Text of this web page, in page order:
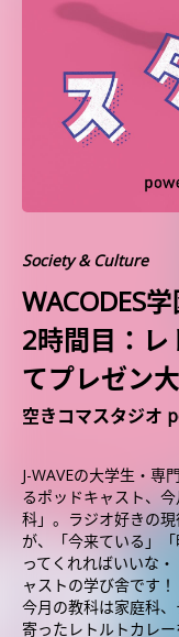
Society & Culture
WACODES
2時間目：レ
てプレゼン
空きコマスタジオ
J-WAVEの大学生・専
るポッドキャスト、
科」。ラジオ好きの現
が、「今来ている」
ってくれればいいな
ャストの学び舎です！
今月の教科は家庭科
寄ったレトルトカレ